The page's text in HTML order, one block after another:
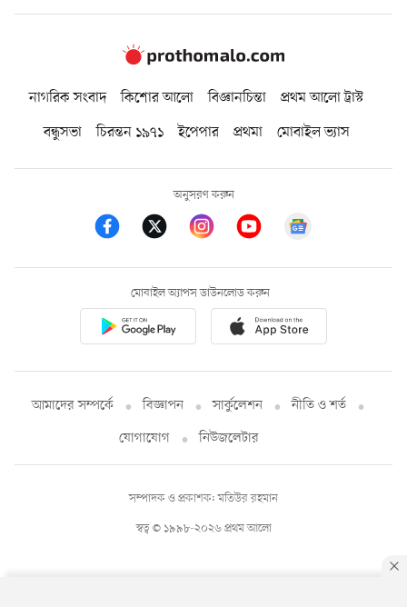
নাগরিক সংবাদ কিশোর আলো বিজ্ঞানচিন্তা
প্রথম আলো ট্রাস্ট
বন্ধুসভা
চিরন্তন ১৯৭১ ইপেপার প্রথমা মোবাইল ভ্যাস
অনুসরণ করুন
মোবাইল অ্যাপস ডাউনলোড করুন
আমাদের সম্পর্কে বিজ্ঞাপন সার্কুলেশন
নীতি ও শর্ত
যোগাযোগ
নিউজলেটার
স্বত্ব © ১৯৯৮-২০২৬ প্রথম আলো
সম্পাদক ও প্রকাশক: মতিউর রহমান